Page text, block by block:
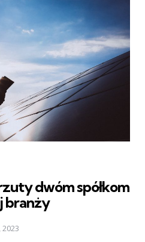
dwóm spółkom
branży